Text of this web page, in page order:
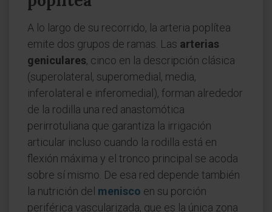
A lo largo de su recorrido, la arteria poplítea
emite dos grupos de ramas. Las arterias
geniculares, cinco en la descripción clásica
(superolateral, superomedial, media,
inferolateral e inferomedial), forman alrededor
de la rodilla una red anastomótica
perirrotuliana que garantiza la irrigación
articular incluso cuando la rodilla está en
flexión máxima y el tronco principal se acoda
sobre sí mismo. De esa red depende también
la nutrición del menisco en su porción
periférica vascularizada, que es la única zona